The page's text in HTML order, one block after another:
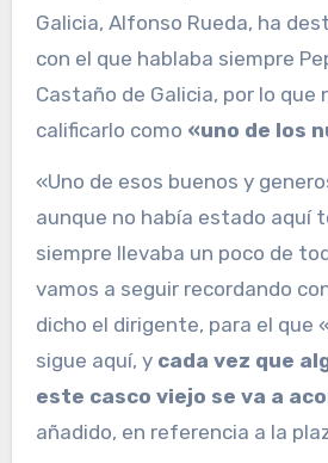
Galicia, Alfonso Rueda, ha
con el que hablaba siempre
Castaño de Galicia, por lo que
calificarlo como «uno de los
«Uno de esos buenos y
aunque no había estado aquí
siempre llevaba un poco de
vamos a seguir recordando
dicho el dirigente, para el que
sigue aquí, y cada vez que
este casco viejo se va a
añadido, en referencia a la